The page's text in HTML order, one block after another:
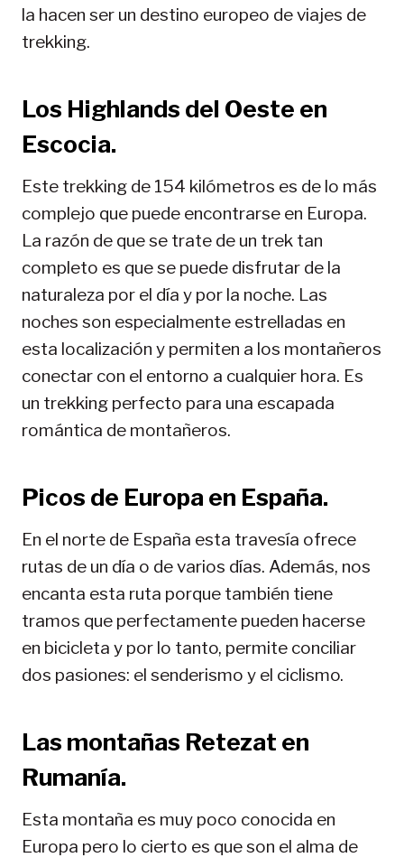
la hacen ser un destino europeo de viajes de
trekking.
Los Highlands del Oeste en
Escocia.
Este trekking de 154 kilómetros es de lo más
complejo que puede encontrarse en Europa.
La razón de que se trate de un trek tan
completo es que se puede disfrutar de la
naturaleza por el día y por la noche. Las
noches son especialmente estrelladas en
esta localización y permiten a los montañeros
conectar con el entorno a cualquier hora. Es
un trekking perfecto para una escapada
romántica de montañeros.
Picos de Europa en España.
En el norte de España esta travesía ofrece
rutas de un día o de varios días. Además, nos
encanta esta ruta porque también tiene
tramos que perfectamente pueden hacerse
en bicicleta y por lo tanto, permite conciliar
dos pasiones: el senderismo y el ciclismo.
Las montañas Retezat en
Rumanía.
Esta montaña es muy poco conocida en
Europa pero lo cierto es que son el alma de